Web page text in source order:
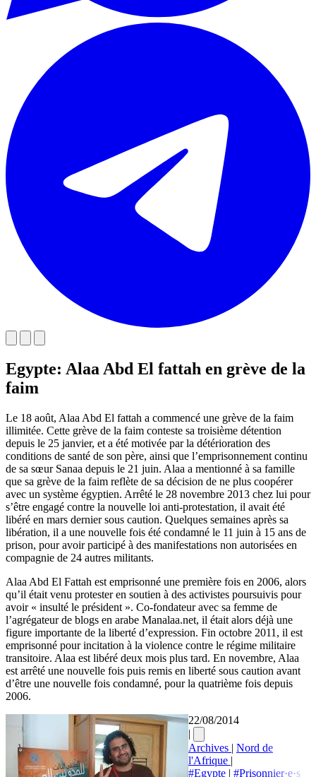
Egypte: Alaa Abd El fattah en grève de la
faim
Le 18 août, Alaa Abd El fattah a commencé une grève de la faim
illimitée. Cette grève de la faim conteste sa troisième détention
depuis le 25 janvier, et a été motivée par la détérioration des
conditions de santé de son père, ainsi que l’emprisonnement continu
de sa sœur Sanaa depuis le 21 juin. Alaa a mentionné à sa famille
que sa grève de la faim reflète de sa décision de ne plus coopérer
avec un système égyptien. Arrêté le 28 novembre 2013 chez lui pour
s’être engagé contre la nouvelle loi anti-protestation, il avait été
libéré en mars dernier sous caution. Quelques semaines après sa
libération, il a une nouvelle fois été condamné le 11 juin à 15 ans de
prison, pour avoir participé à des manifestations non autorisées en
compagnie de 24 autres militants.
Alaa Abd El Fattah est emprisonné une première fois en 2006, alors
qu’il était venu protester en soutien à des activistes poursuivis pour
avoir « insulté le président ». Co-fondateur avec sa femme de
l’agrégateur de blogs en arabe Manalaa.net, il était alors déjà une
figure importante de la liberté d’expression. Fin octobre 2011, il est
emprisonné pour incitation à la violence contre le régime militaire
transitoire. Alaa est libéré deux mois plus tard. En novembre, Alaa
est arrêté une nouvelle fois puis remis en liberté sous caution avant
d’être une nouvelle fois condamné, pour la quatrième fois depuis
2006.
22/08/2014
|
Archives | Nord de
l'Afrique |
#Egypte | #Prisonnier·e·s